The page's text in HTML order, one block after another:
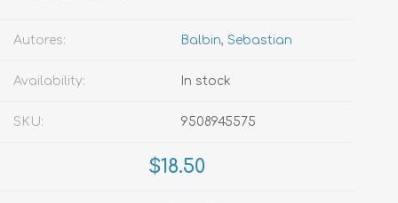
Autores: Balbin, Sebastian
Availability: In stock
SKU: 9508945575
$18.50